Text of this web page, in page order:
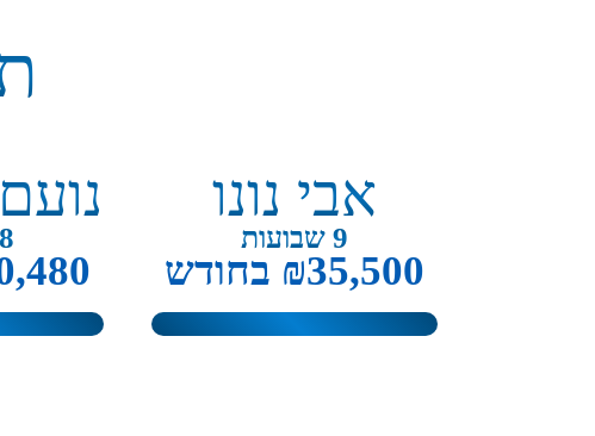
אבי נונו
9 שבועות
₪35,500 בחודש
8 שבועות
₪30,480